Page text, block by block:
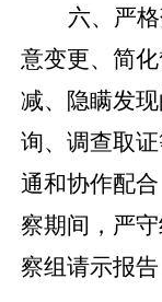
六、严
意变更、简
减、隐瞒发
询、调查取
通和协作配
察期间，严
察组请示报告